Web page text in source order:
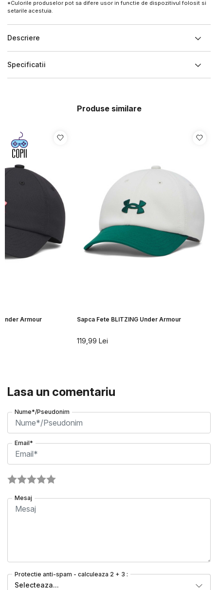
*Culorile produselor pot sa difere usor in functie de dispozitivul folosit si
setarile acestuia.
Descriere
Specificatii
Produse similare
Under Armour Sapca Fete BLITZING Under Armour
119,99 Lei
Lasa un comentariu
Nume*/Pseudonim
Email*
Mesaj
Protectie anti-spam - calculeaza 2 + 3 :
Selecteaza...